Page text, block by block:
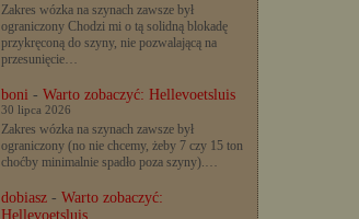
Zakres wózka na szynach zawsze był
ograniczony Chodzi mi o tą solidną blokadę
przykręconą do szyny, nie pozwalającą na
przesunięcie…
boni- Warto zobaczyć: Hellevoetsluis
30 lipca 2026
Zakres wózka na szynach zawsze był
ograniczony (no nie chcemy, żeby 7 czy 15 ton
choćby minimalnie spadło poza szyny).…
dobiasz- Warto zobaczyć:
Hellevoetsluis